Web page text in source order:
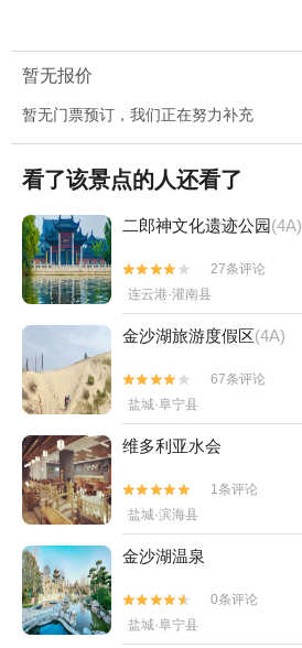
暂无报价
暂无门票预订，我们正在努力补充
看了该景点的人还看了
二郎神文化遗迹公园(4A)


27条评论
连云港·灌南县
金沙湖旅游度假区(4A)


67条评论
盐城·阜宁县
维多利亚水会


1条评论
盐城·滨海县
金沙湖温泉


0条评论
盐城·阜宁县